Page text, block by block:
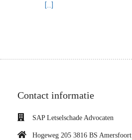
[...]
Contact informatie
SAP Letselschade Advocaten
Hogeweg 205 3816 BS Amersfoort